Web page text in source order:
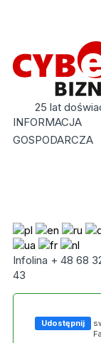
25 lat
INFORMACJA
GOSPODARCZA
Infolina + 48 68
43
Udostępnij